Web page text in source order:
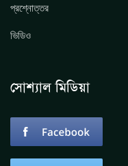
প্রশ্নোত্তর
ভিডিও
সোশ্যাল মিডিয়া